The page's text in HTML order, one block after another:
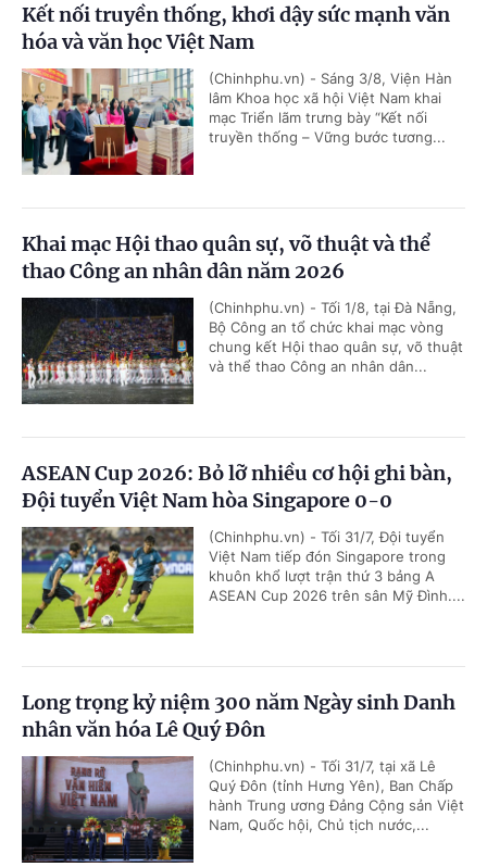
Kết nối truyền thống, khơi dậy sức mạnh văn
hóa và văn học Việt Nam
(Chinhphu.vn) - Sáng 3/8, Viện Hàn
lâm Khoa học xã hội Việt Nam khai
mạc Triển lãm trưng bày “Kết nối
truyền thống – Vững bước tương...
Khai mạc Hội thao quân sự, võ thuật và thể
thao Công an nhân dân năm 2026
(Chinhphu.vn) - Tối 1/8, tại Đà Nẵng,
Bộ Công an tổ chức khai mạc vòng
chung kết Hội thao quân sự, võ thuật
và thể thao Công an nhân dân...
ASEAN Cup 2026: Bỏ lỡ nhiều cơ hội ghi bàn,
Đội tuyển Việt Nam hòa Singapore 0-0
(Chinhphu.vn) - Tối 31/7, Đội tuyển
Việt Nam tiếp đón Singapore trong
khuôn khổ lượt trận thứ 3 bảng A
ASEAN Cup 2026 trên sân Mỹ Đình....
Long trọng kỷ niệm 300 năm Ngày sinh Danh
nhân văn hóa Lê Quý Đôn
(Chinhphu.vn) - Tối 31/7, tại xã Lê
Quý Đôn (tỉnh Hưng Yên), Ban Chấp
hành Trung ương Đảng Cộng sản Việt
Nam, Quốc hội, Chủ tịch nước,...